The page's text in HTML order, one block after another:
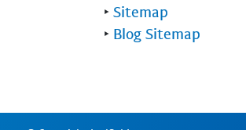
‣ Sitemap
‣ Blog Sitemap